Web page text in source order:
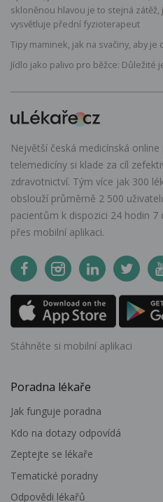
skloněnou hlavou je to stejná zátěž,
vysvětluje přední fyzioterapeut
Tipy maminek, jak na svačiny, aby
Jídlo jako palivo pro běžce: Důležité
Největší česká medicínská
telemedicíny si klade za cíl
zdravotnictví. Tým více jak 300
obslouží průměrně 2 500
pacientům k dispozici 24 hodin
přes mobilní aplikaci.
Stáhněte si mobilní aplikaci
Poradna lékaře
Jak funguje poradna
Kdo na dotazy odpovídá
Zeptejte se lékaře
Tematické poradny
Odpovědi lékařů